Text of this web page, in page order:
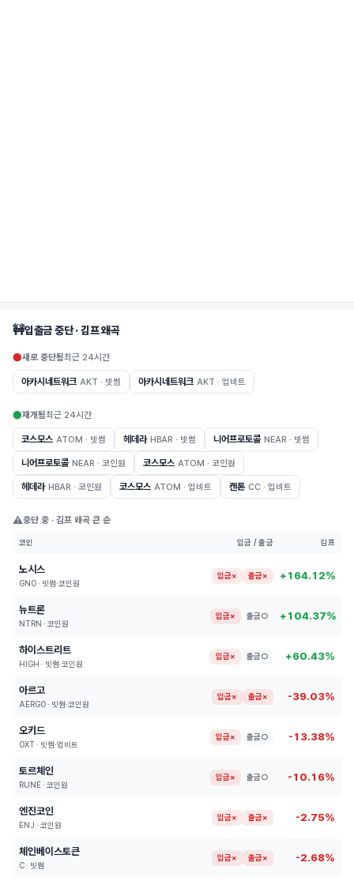
🚧입출금 중단 · 김프 왜곡
●새로 중단됨최근 24시간
아카시네트워크 AKT · 빗썸 아카시네트워크 AKT · 업비트
●재개됨최근 24시간
코스모스 ATOM · 빗썸 헤데라 HBAR · 빗썸 니어프로토콜 NEAR · 빗썸
니어프로토콜 NEAR · 코인원 코스모스 ATOM · 코인원
헤데라 HBAR · 코인원 코스모스 ATOM · 업비트 캔톤 CC · 업비트
⚠️중단 중 · 김프 왜곡 큰 순
코인 입금 / 출금 김프
노시스
GNO · 빗썸·코인원
입금× 출금× +164.12%
뉴트론
NTRN · 코인원
입금× 출금○ +104.37%
하이스트리트
HIGH · 빗썸·코인원
입금× 출금○ +60.43%
아르고
AERGO · 빗썸·코인원
입금× 출금× -39.03%
오키드
OXT · 빗썸·업비트
입금× 출금○ -13.38%
토르체인
RUNE · 코인원
입금× 출금○ -10.16%
엔진코인
ENJ · 코인원
입금× 출금× -2.75%
체인베이스토큰
C · 빗썸
입금× 출금× -2.68%